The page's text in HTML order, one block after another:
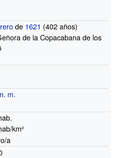
de 1621 (402 años)
de la Copacabana de los
m.
km²
a